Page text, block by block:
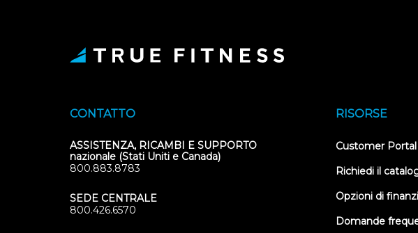
CONTATTO
ASSISTENZA, RICAMBI E SUPPORTO
nazionale (Stati Uniti e Canada)
800.883.8783
SEDE CENTRALE
800.426.6570
RISORSE
Customer Portal
Richiedi il
Opzioni di
Domande